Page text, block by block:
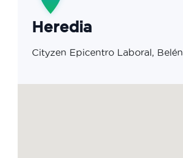
Heredia
Cityzen Epicentro Laboral, Belén.